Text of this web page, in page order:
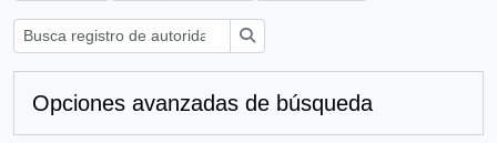
Opciones avanzadas de búsqueda